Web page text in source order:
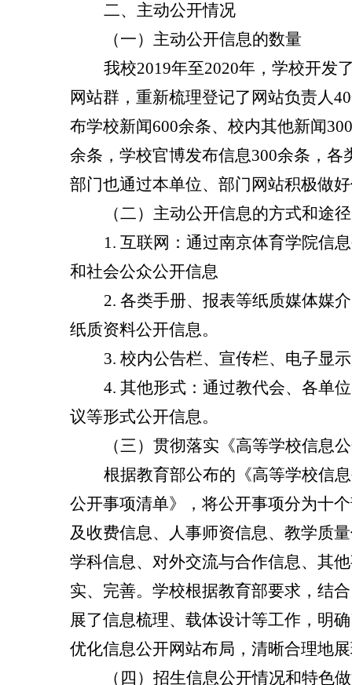
二、主动公开情况
（一）主动公开信息的数量
我校2019年至2020年，学校开发
网站群，重新梳理登记了网站负责人40
布学校新闻600余条、校内其他新闻300
余条，学校官博发布信息300余条，各
部门也通过本单位、部门网站积极做
（二）主动公开信息的方式和途径
1. 互联网：通过南京体育学院信
和社会公众公开信息
2. 各类手册、报表等纸质媒体媒
纸质资料公开信息。
3. 校内公告栏、宣传栏、电子显
4. 其他形式：通过教代会、各单
议等形式公开信息。
（三）贯彻落实《高等学校信息
根据教育部公布的《高等学校信
公开事项清单》，将公开事项分为十
及收费信息、人事师资信息、教学质
学科信息、对外交流与合作信息、其
实、完善。学校根据教育部要求，结
展了信息梳理、载体设计等工作，明
优化信息公开网站布局，清晰合理地
（四）招生信息公开情况和特色